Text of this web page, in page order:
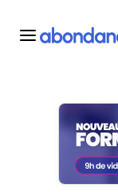
Toutes les actus
Actus SEO
Plateforme